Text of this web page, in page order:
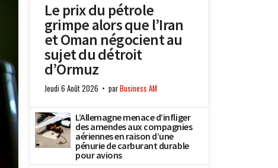
Le prix du pétrole
grimpe alors que l’Iran
et Oman négocient au
sujet du détroit
d’Ormuz
Jeudi 6 Août 2026 parBusiness AM
L’Allemagne menace d’infliger
des amendes aux compagnies
aériennes en raison d’une
pénurie de carburant durable
pour avions